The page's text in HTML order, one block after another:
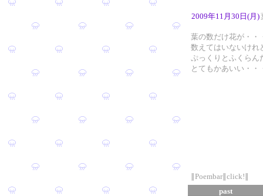
2009年11月30日(月)
葉の数だけ花が・・
数えてはいないけれ
ぷっくりとふくらん
とてもかあいい・・
∥Poembar∥click!∥
past